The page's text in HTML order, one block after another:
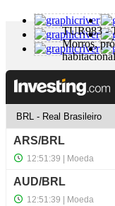
TUR983 -
Morros,
...
+ Detalhes
R$
NewsLetter